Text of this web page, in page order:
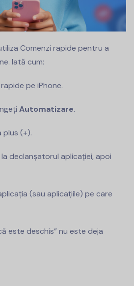
Comenzi rapide pentru a
Iată cum:
pe iPhone.
Automatizare.
(+).
declanșatorul aplicației, apoi
(sau aplicațiile) pe care
este deschis” nu este deja